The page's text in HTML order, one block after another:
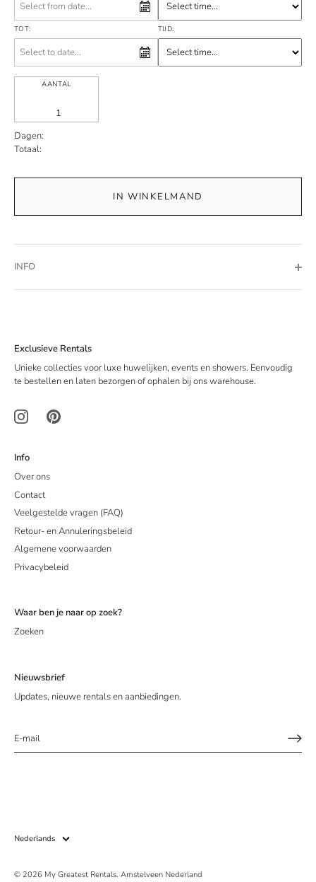
TOT: TIJD:
AANTAL
Dagen:
Totaal:
IN WINKELMAND
INFO
Exclusieve Rentals
Unieke collecties voor luxe huwelijken, events en showers. Eenvoudig
te bestellen en laten bezorgen of ophalen bij ons warehouse.
Info
Over ons
Contact
Veelgestelde vragen (FAQ)
Retour- en Annuleringsbeleid
Algemene voorwaarden
Privacybeleid
Waar ben je naar op zoek?
Zoeken
Nieuwsbrief
Updates, nieuwe rentals en aanbiedingen.
Taal
Nederlands
© 2026 My Greatest Rentals. Amstelveen Nederland